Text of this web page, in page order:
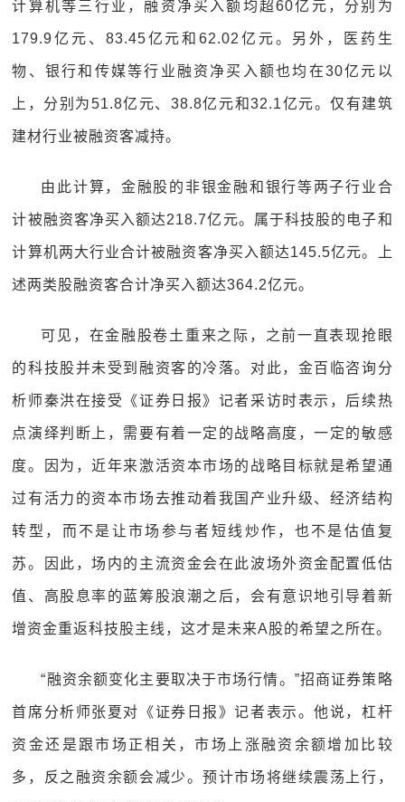
计算机等三行业，融资净买入额均超60亿元，分别为
179.9亿元、83.45亿元和62.02亿元。另外，医药生
物、银行和传媒等行业融资净买入额也均在30亿元以
上，分别为51.8亿元、38.8亿元和32.1亿元。仅有建筑
建材行业被融资客减持。
由此计算，金融股的非银金融和银行等两子行业合
计被融资客净买入额达218.7亿元。属于科技股的电子和
计算机两大行业合计被融资客净买入额达145.5亿元。上
述两类股融资客合计净买入额达364.2亿元。
可见，在金融股卷土重来之际，之前一直表现抢眼
的科技股并未受到融资客的冷落。对此，金百临咨询分
析师秦洪在接受《证券日报》记者采访时表示，后续热
点演绎判断上，需要有着一定的战略高度，一定的敏感
度。因为，近年来激活资本市场的战略目标就是希望通
过有活力的资本市场去推动着我国产业升级、经济结构
转型，而不是让市场参与者短线炒作，也不是估值复
苏。因此，场内的主流资金会在此波场外资金配置低估
值、高股息率的蓝筹股浪潮之后，会有意识地引导着新
增资金重返科技股主线，这才是未来A股的希望之所在。
“融资余额变化主要取决于市场行情。”招商证券策略
首席分析师张夏对《证券日报》记者表示。他说，杠杆
资金还是跟市场正相关，市场上涨融资余额增加比较
多，反之融资余额会减少。预计市场将继续震荡上行，